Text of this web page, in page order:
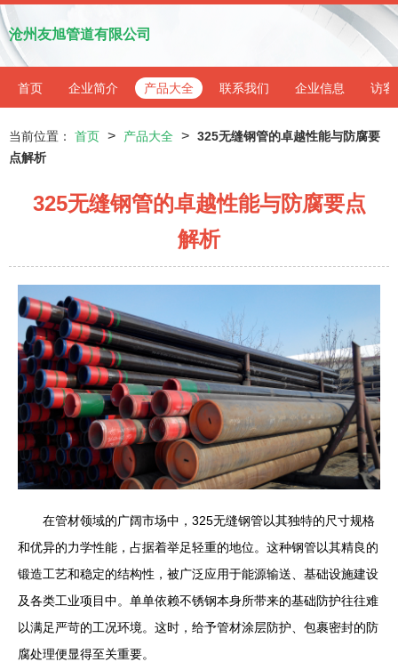
沧州友旭管道有限公司
首页 企业简介 产品大全 联系我们 企业信息 访客
当前位置： 首页 > 产品大全 > 325无缝钢管的卓越性能与防腐要
点解析
325无缝钢管的卓越性能与防腐要点
解析
在管材领域的广阔市场中，325无缝钢管以其独特的尺寸规格
和优异的力学性能，占据着举足轻重的地位。这种钢管以其精良的
锻造工艺和稳定的结构性，被广泛应用于能源输送、基础设施建设
及各类工业项目中。单单依赖不锈钢本身所带来的基础防护往往难
以满足严苛的工况环境。这时，给予管材涂层防护、包裹密封的防
腐处理便显得至关重要。